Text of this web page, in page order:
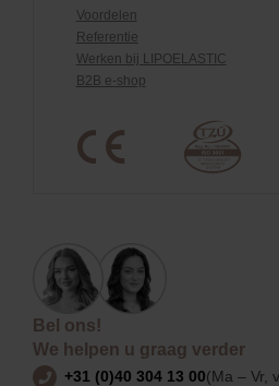
Voordelen
Referentie
Werken bij LIPOELASTIC
B2B e-shop
Bel ons!
We helpen u graag verder
+31 (0)40 304 13 00(Ma – Vr,